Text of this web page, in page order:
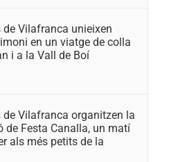
de Vilafranca unieixen
en un viatge de colla
i a la Vall de Boí
de Vilafranca organitzen la
de Festa Canalla, un matí
als més petits de la